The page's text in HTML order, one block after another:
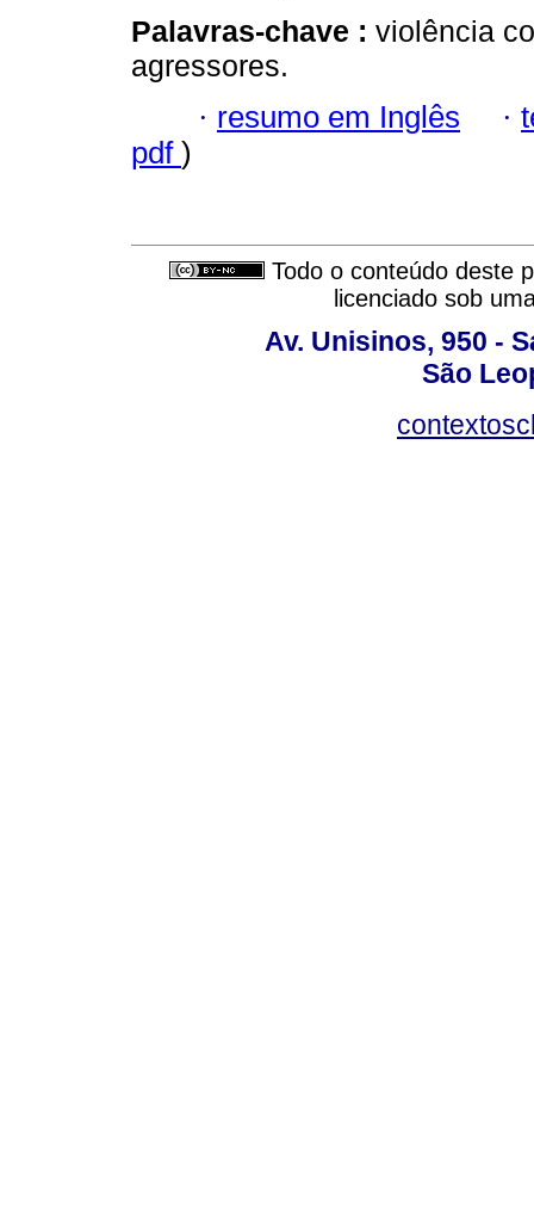
Palavras-chave : violência
agressores.
· resumo em Inglês ·
pdf )
Todo o conteúdo deste
licenciado sob
Av. Unisinos, 950 -
São